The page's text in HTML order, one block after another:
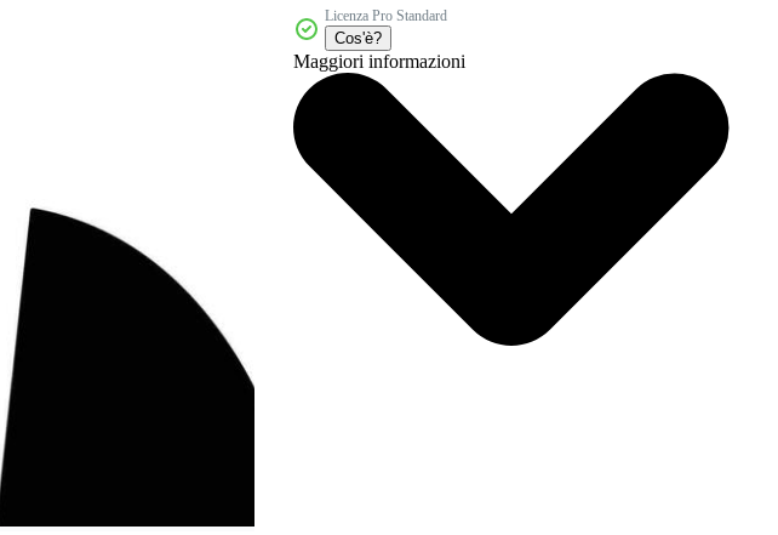
Licenza Pro Standard
Cos'è?
Maggiori informazioni